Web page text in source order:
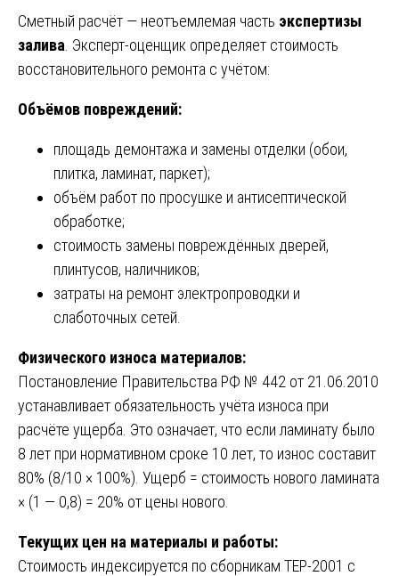
Сметный расчёт — неотъемлемая часть экспертизы
залива . Эксперт-оценщик определяет стоимость
восстановительного ремонта с учётом:
Объёмов повреждений:
площадь демонтажа и замены отделки (обои,
плитка, ламинат, паркет);
объём работ по просушке и антисептической
обработке;
стоимость замены повреждённых дверей,
плинтусов, наличников;
затраты на ремонт электропроводки и
слаботочных сетей.
Физического износа материалов:
Постановление Правительства РФ № 442 от 21.06.2010
устанавливает обязательность учёта износа при
расчёте ущерба. Это означает, что если ламинату было
8 лет при нормативном сроке 10 лет, то износ составит
80% (8/10 × 100%). Ущерб = стоимость нового ламината
× (1 — 0,8) = 20% от цены нового.
Текущих цен на материалы и работы:
Стоимость индексируется по сборникам ТЕР-2001 с